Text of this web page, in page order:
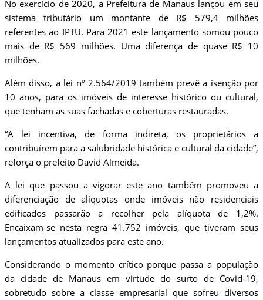
No exercício de 2020, a Prefeitura de Manaus lançou em seu
sistema tributário um montante de R$ 579,4 milhões
referentes ao IPTU. Para 2021 este lançamento somou pouco
mais de R$ 569 milhões. Uma diferença de quase R$ 10
milhões.
Além disso, a lei nº 2.564/2019 também prevê a isenção por
10 anos, para os imóveis de interesse histórico ou cultural,
que tenham as suas fachadas e coberturas restauradas.
“A lei incentiva, de forma indireta, os proprietários a
contribuírem para a salubridade histórica e cultural da cidade”,
reforça o prefeito David Almeida.
A lei que passou a vigorar este ano também promoveu a
diferenciação de alíquotas onde imóveis não residenciais
edificados passarão a recolher pela alíquota de 1,2%.
Encaixam-se nesta regra 41.752 imóveis, que tiveram seus
lançamentos atualizados para este ano.
Considerando o momento crítico porque passa a população
da cidade de Manaus em virtude do surto de Covid-19,
sobretudo sobre a classe empresarial que sofreu diversos